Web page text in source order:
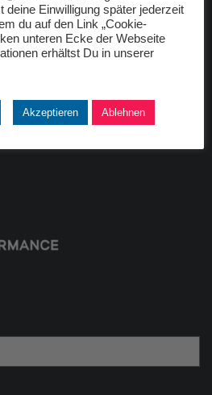
deine Einwilligung später jederzeit
du auf den Link „Cookie-
unteren Ecke der Webseite
erhältst Du in unserer
Akzeptieren Ablehnen